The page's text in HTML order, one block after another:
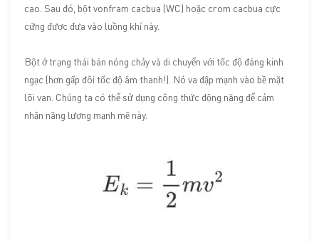
cao. Sau đó, bột vonfram cacbua (WC) hoặc crom cacbua cực
cứng được đưa vào luồng khí này.
Bột ở trạng thái bán nóng chảy và di chuyển với tốc độ đáng kinh
ngạc (hơn gấp đôi tốc độ âm thanh!). Nó va đập mạnh vào bề mặt
lõi van. Chúng ta có thể sử dụng công thức động năng để cảm
nhận năng lượng mạnh mẽ này.